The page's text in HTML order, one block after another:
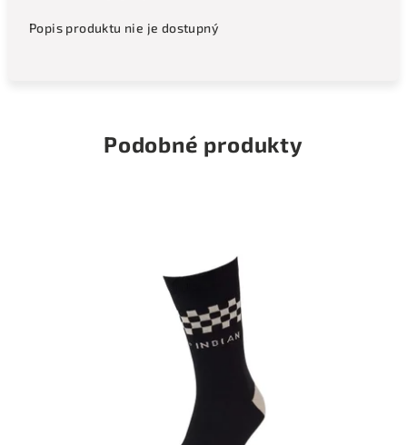
Popis produktu nie je dostupný
Podobné produkty